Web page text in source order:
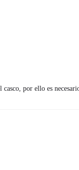
casco, por ello es